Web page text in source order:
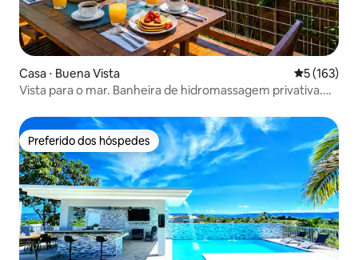
Casa ⋅ Buena Vista 5 de uma
5 (163)
Vista para o mar. Banheira de hidromassagem privativa.
Preferido dos hóspedes
Preferido dos hóspedes